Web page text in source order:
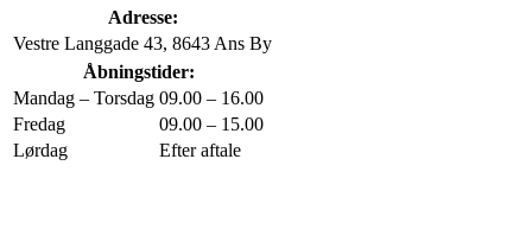
Adresse:
Vestre Langgade 43, 8643 Ans By
Åbningstider:
Mandag – Torsdag 09.00 – 16.00
Fredag
09.00 – 15.00
Lørdag
Efter aftale